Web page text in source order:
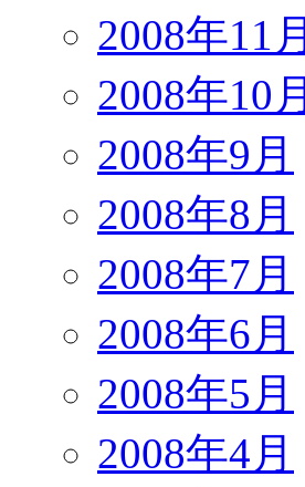
2008年11月
2008年10月
2008年9月
2008年8月
2008年7月
2008年6月
2008年5月
2008年4月